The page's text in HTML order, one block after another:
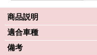
商品説明
適合車種
備考